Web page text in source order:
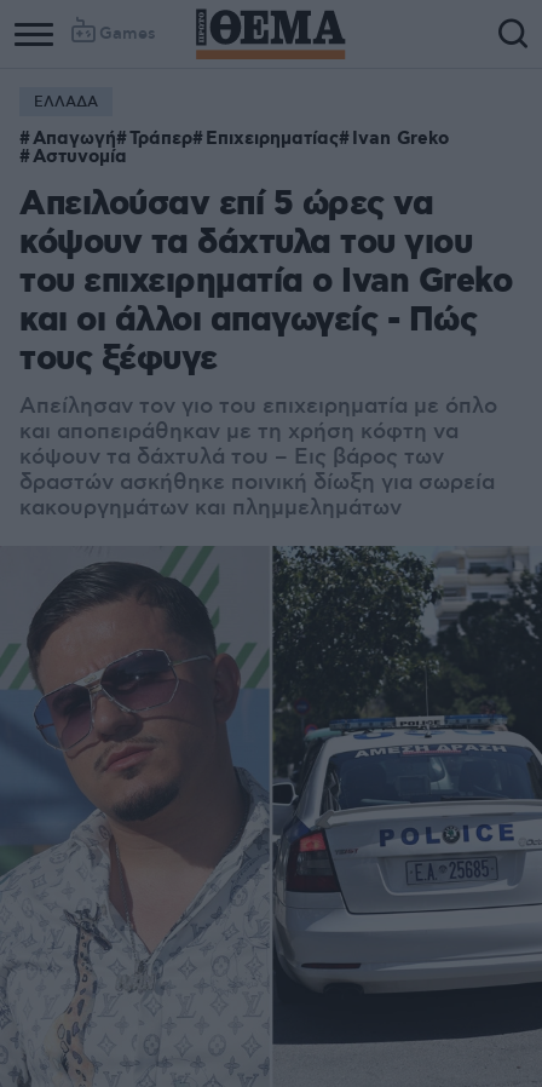
Games
ΕΛΛΑΔΑ
Απαγωγή Τράπερ Επιχειρηματίας Ivan Greko
Αστυνομία
Απειλούσαν επί 5 ώρες να
κόψουν τα δάχτυλα του γιου
του επιχειρηματία ο Ivan Greko
και οι άλλοι απαγωγείς - Πώς
τους ξέφυγε
Απείλησαν τον γιο του επιχειρηματία με όπλο
και αποπειράθηκαν με τη χρήση κόφτη να
κόψουν τα δάχτυλά του – Εις βάρος των
δραστών ασκήθηκε ποινική δίωξη για σωρεία
κακουργημάτων και πλημμελημάτων